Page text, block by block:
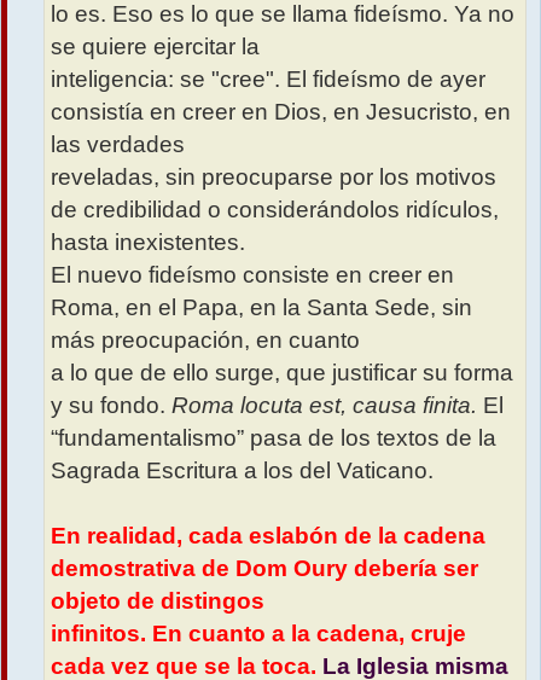
lo es. Eso es lo que se llama fideísmo. Ya no
se quiere ejercitar la
inteligencia: se "cree". El fideísmo de ayer
consistía en creer en Dios, en Jesucristo, en
las verdades
reveladas, sin preocuparse por los motivos
de credibilidad o considerándolos ridículos,
hasta inexistentes.
El nuevo fideísmo consiste en creer en
Roma, en el Papa, en la Santa Sede, sin
más preocupación, en cuanto
a lo que de ello surge, que justificar su forma
y su fondo. Roma locuta est, causa finita. El
“fundamentalismo” pasa de los textos de la
Sagrada Escritura a los del Vaticano.
En realidad, cada eslabón de la cadena
demostrativa de Dom Oury debería ser
objeto de distingos
infinitos. En cuanto a la cadena, cruje
cada vez que se la toca. La Iglesia misma